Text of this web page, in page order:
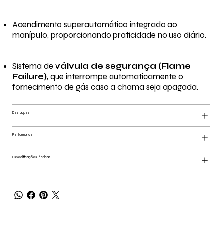
Acendimento superautomático integrado ao
manípulo, proporcionando praticidade no uso diário.
Sistema de válvula de segurança (Flame
Failure), que interrompe automaticamente o
fornecimento de gás caso a chama seja apagada.
Destaques
Performance
Especificações Técnicas